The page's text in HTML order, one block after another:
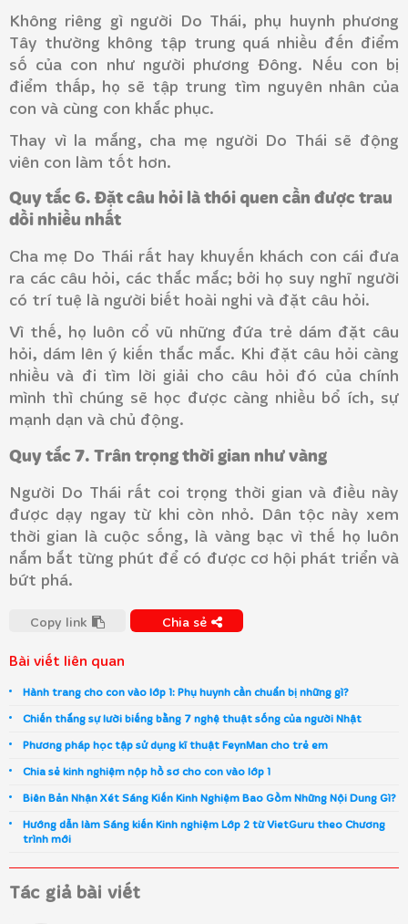
Không riêng gì người Do Thái, phụ huynh phương
Tây thường không tập trung quá nhiều đến điểm
số của con như người phương Đông. Nếu con bị
điểm thấp, họ sẽ tập trung tìm nguyên nhân của
con và cùng con khắc phục.
Thay vì la mắng, cha mẹ người Do Thái sẽ động
viên con làm tốt hơn.
Quy tắc 6. Đặt câu hỏi là thói quen cần được trau
dồi nhiều nhất
Cha mẹ Do Thái rất hay khuyến khách con cái đưa
ra các câu hỏi, các thắc mắc; bởi họ suy nghĩ người
có trí tuệ là người biết hoài nghi và đặt câu hỏi.
Vì thế, họ luôn cổ vũ những đứa trẻ dám đặt câu
hỏi, dám lên ý kiến thắc mắc. Khi đặt câu hỏi càng
nhiều và đi tìm lời giải cho câu hỏi đó của chính
mình thì chúng sẽ học được càng nhiều bổ ích, sự
mạnh dạn và chủ động.
Quy tắc 7. Trân trọng thời gian như vàng
Người Do Thái rất coi trọng thời gian và điều này
được dạy ngay từ khi còn nhỏ. Dân tộc này xem
thời gian là cuộc sống, là vàng bạc vì thế họ luôn
nắm bắt từng phút để có được cơ hội phát triển và
bứt phá.
Copy link Chia sẻ
Bài viết liên quan
Hành trang cho con vào lớp 1: Phụ huynh cần chuẩn bị những gì?
Chiến thắng sự lười biếng bằng 7 nghệ thuật sống của người Nhật
Phương pháp học tập sử dụng kĩ thuật FeynMan cho trẻ em
Chia sẻ kinh nghiệm nộp hồ sơ cho con vào lớp 1
Biên Bản Nhận Xét Sáng Kiến Kinh Nghiệm Bao Gồm Những Nội Dung Gì?
Hướng dẫn làm Sáng kiến Kinh nghiệm Lớp 2 từ VietGuru theo Chương
trình mới
Tác giả bài viết